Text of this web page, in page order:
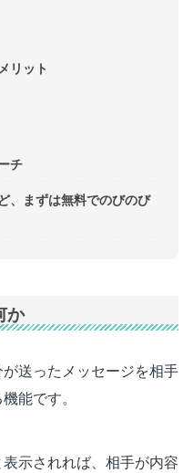
リット
チ
、まずは無料でのびのび
か
送ったメッセージを相手
能です。
示されれば、相手が内容